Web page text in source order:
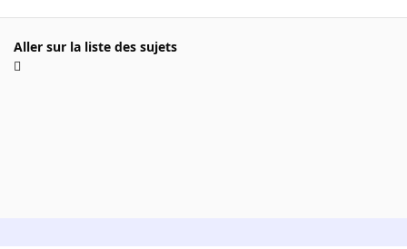
Aller sur la liste des sujets